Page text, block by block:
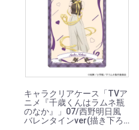
キャラクリアケース「TVア
ニメ『千歳くんはラムネ瓶
のなか』」07/西野明日風
バレンタインver(描き下ろ